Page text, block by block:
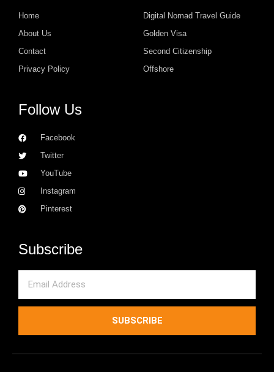
Home
About Us
Contact
Privacy Policy
Digital Nomad Travel Guide
Golden Visa
Second Citizenship
Offshore
Follow Us
Facebook
Twitter
YouTube
Instagram
Pinterest
Subscribe
SUBSCRIBE